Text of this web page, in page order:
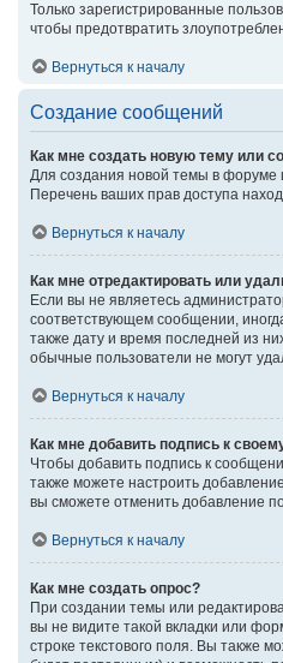
Только зарегистрированные
чтобы предотвратить
Вернуться к началу
Создание сообщений
Как мне создать новую тему или
Для создания новой темы в форуме
Перечень ваших прав доступа
Вернуться к началу
Как мне отредактировать или
Если вы не являетесь
соответствующем сообщении,
также дату и время последней из
обычные пользователи не могут
Вернуться к началу
Как мне добавить подпись к
Чтобы добавить подпись к
также можете настроить
вы сможете отменить добавление
Вернуться к началу
Как мне создать опрос?
При создании темы или
вы не видите такой вкладки или
строке текстового поля. Вы также